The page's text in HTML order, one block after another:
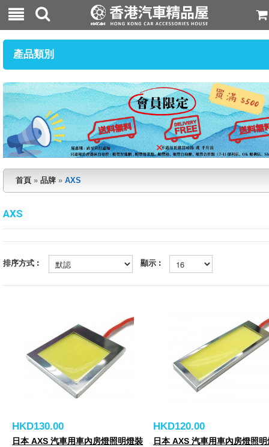
產品類別
首頁 » 品牌 » AXS
AXS
排序方式︰ 顯示︰
HKD130.00
日本 AXS 汽車用車內房燈照明燈裝
HKD120.00
日本 AXS 汽車用車內房燈照